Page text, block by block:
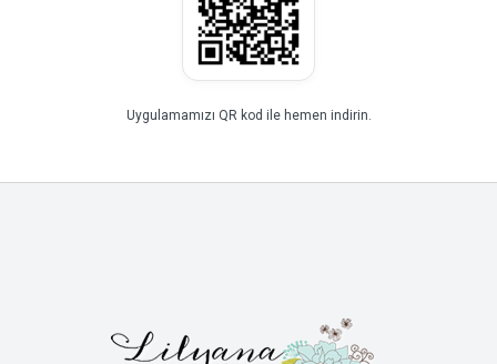
Uygulamamızı QR kod ile hemen indirin.